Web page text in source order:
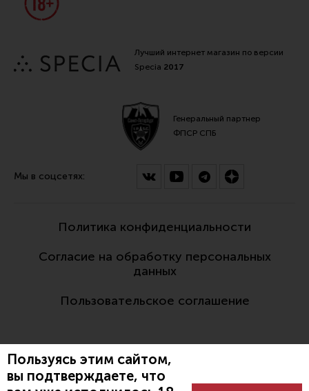
Пользуясь этим сайтом,
вы подтверждаете, что
Лучший интернет магазин по версии
Specia 2017
Генеральный партнер
ФПСР СПБ
Мы в соцсетях:
Политика конфиденциальности
Согласие на обработку персональных
данных
Пользовательское соглашение